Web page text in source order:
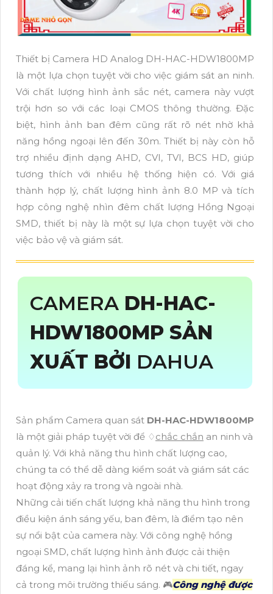
Thiết bị Camera HD Analog DH-HAC-HDW1800MP
là một lựa chọn tuyệt vời cho việc giám sát an ninh.
Với chất lượng hình ảnh sắc nét, camera này vượt
trội hơn so với các loại CMOS thông thường. Đặc
biệt, hình ảnh ban đêm cũng rất rõ nét nhờ khả
năng hồng ngoại lên đến 30m. Thiết bị này còn hỗ
trợ nhiều định dạng AHD, CVI, TVI, BCS HD, giúp
tương thích với nhiều hệ thống hiện có. Với giá
thành hợp lý, chất lượng hình ảnh 8.0 MP và tích
hợp công nghệ nhìn đêm chất lượng Hồng Ngoại
SMD, thiết bị này là một sự lựa chọn tuyệt vời cho
việc bảo vệ và giám sát.
CAMERA DH-HAC-
HDW1800MP SẢN
XUẤT BỞI DAHUA
Sản phẩm Camera quan sát DH-HAC-HDW1800MP
là một giải pháp tuyệt vời để ♢chắc chắn an ninh và
quản lý. Với khả năng thu hình chất lượng cao,
chúng ta có thể dễ dàng kiểm soát và giám sát các
hoạt động xảy ra trong và ngoài nhà.
Những cải tiến chất lượng khả năng thu hình trong
điều kiện ánh sáng yếu, ban đêm, là điểm tạo nên
sự nổi bật của camera này. Với công nghệ hồng
ngoại SMD, chất lượng hình ảnh được cải thiện
đáng kể, mang lại hình ảnh rõ nét và chi tiết, ngay
cả trong môi trường thiếu sáng. 🎮Công nghệ được